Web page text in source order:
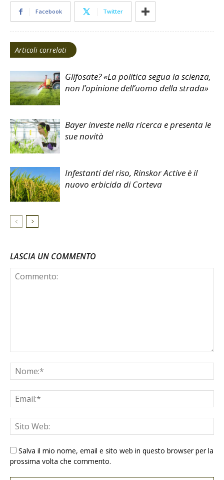
Facebook Twitter
Articoli correlati
Glifosate? «La politica segua la scienza,
non l’opinione dell’uomo della strada»
Bayer investe nella ricerca e presenta le
sue novità
Infestanti del riso, Rinskor Active è il
nuovo erbicida di Corteva
LASCIA UN COMMENTO
Salva il mio nome, email e sito web in questo browser per la
prossima volta che commento.